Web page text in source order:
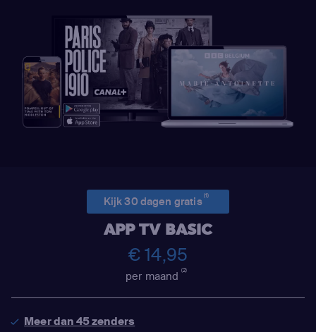
Kijk 30 dagen gratis(1)
APP TV BASIC
€ 14,95
per maand(2)
Meer dan 45 zenders